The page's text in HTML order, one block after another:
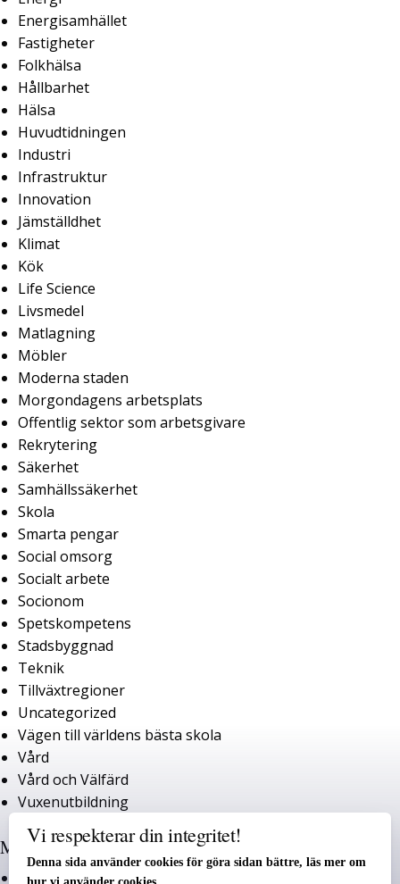
Energisamhället
Fastigheter
Folkhälsa
Hållbarhet
Hälsa
Huvudtidningen
Industri
Infrastruktur
Innovation
Jämställdhet
Klimat
Kök
Life Science
Livsmedel
Matlagning
Möbler
Moderna staden
Morgondagens arbetsplats
Offentlig sektor som arbetsgivare
Rekrytering
Säkerhet
Samhällssäkerhet
Skola
Smarta pengar
Social omsorg
Socialt arbete
Socionom
Spetskompetens
Stadsbyggnad
Teknik
Tillväxtregioner
Uncategorized
Vägen till världens bästa skola
Vård
Vård och Välfärd
Vuxenutbildning
Meta
Log in
Vi respekterar din integritet!
Denna sida använder cookies för göra sidan bättre, läs mer om